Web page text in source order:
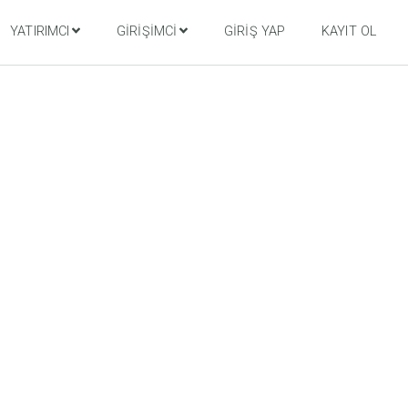
YATIRIMCI GIRIŞIMCI GIRIŞ YAP KAYIT OL